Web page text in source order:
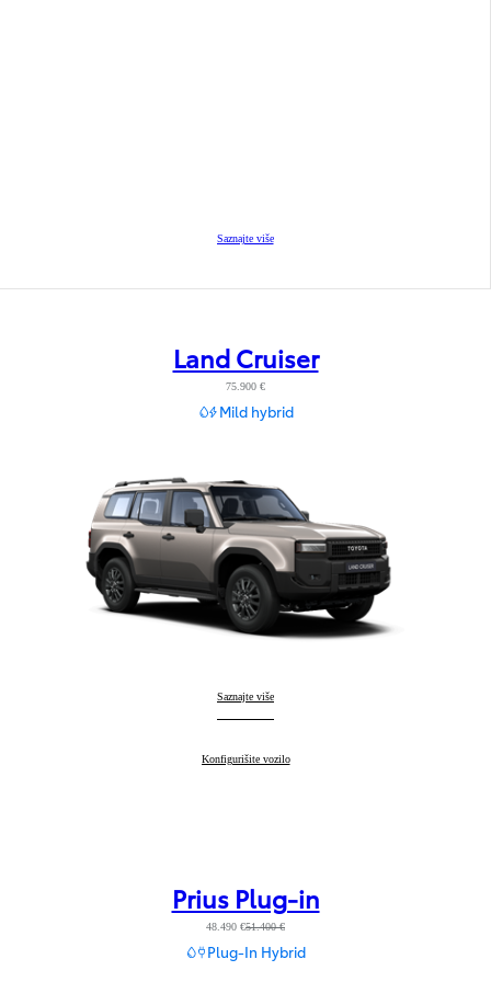
Saznajte više
Land Cruiser
75.900 €
Mild hybrid
Land Cruiser
Saznajte više
Land Cruiser:
Konfigurišite vozilo
Prius Plug-in
48.490 €51.400 €
Plug-In Hybrid